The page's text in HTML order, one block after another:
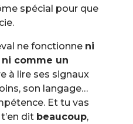
spécial pour que
ne fonctionne ni
comme un
à lire ses signaux
son langage…
Et tu vas
dit beaucoup,